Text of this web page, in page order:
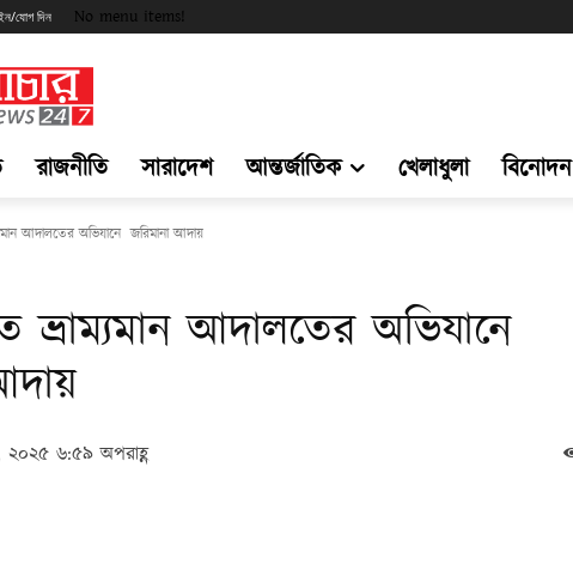
যোগ দিন No menu items!
রাজনীতি সারাদেশ আন্তর্জাতিক খেলাধুলা বিনোদন
আদালতের অভিযানে জরিমানা আদায়
ভ্রাম্যমান আদালতের অভিযানে
২০২৫ ৬:৫৯ অপরাহ্ণ